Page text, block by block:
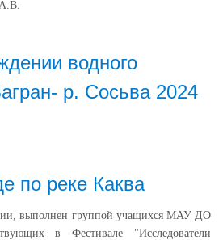
водного
р. Сосьва 2024
по реке Каква
выполнен группой учащихся МАУ ДО
в Фестивале "Исследователи